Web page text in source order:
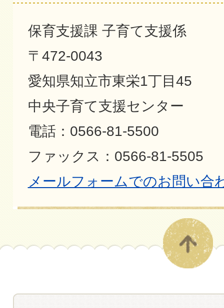
保育支援課 子育て支援係
〒472-0043
愛知県知立市東栄1丁目45
中央子育て支援センター
電話：0566-81-5500
ファックス：0566-81-5505
メールフォームでのお問い合